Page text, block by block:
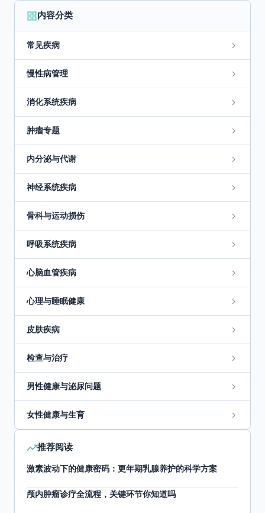
内容分类
常见疾病
慢性病管理
消化系统疾病
肿瘤专题
内分泌与代谢
神经系统疾病
骨科与运动损伤
呼吸系统疾病
心脑血管疾病
心理与睡眠健康
皮肤疾病
检查与治疗
男性健康与泌尿问题
女性健康与生育
推荐阅读
激素波动下的健康密码：更年期乳腺养护的科学方案
颅内肿瘤诊疗全流程，关键环节你知道吗